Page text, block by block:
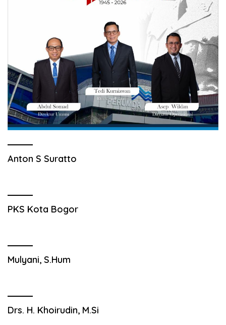
Anton S Suratto
PKS Kota Bogor
Mulyani, S.Hum
Drs. H. Khoirudin, M.Si